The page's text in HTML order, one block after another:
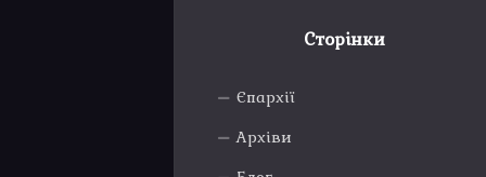
Сторінки
Єпархії
Архіви